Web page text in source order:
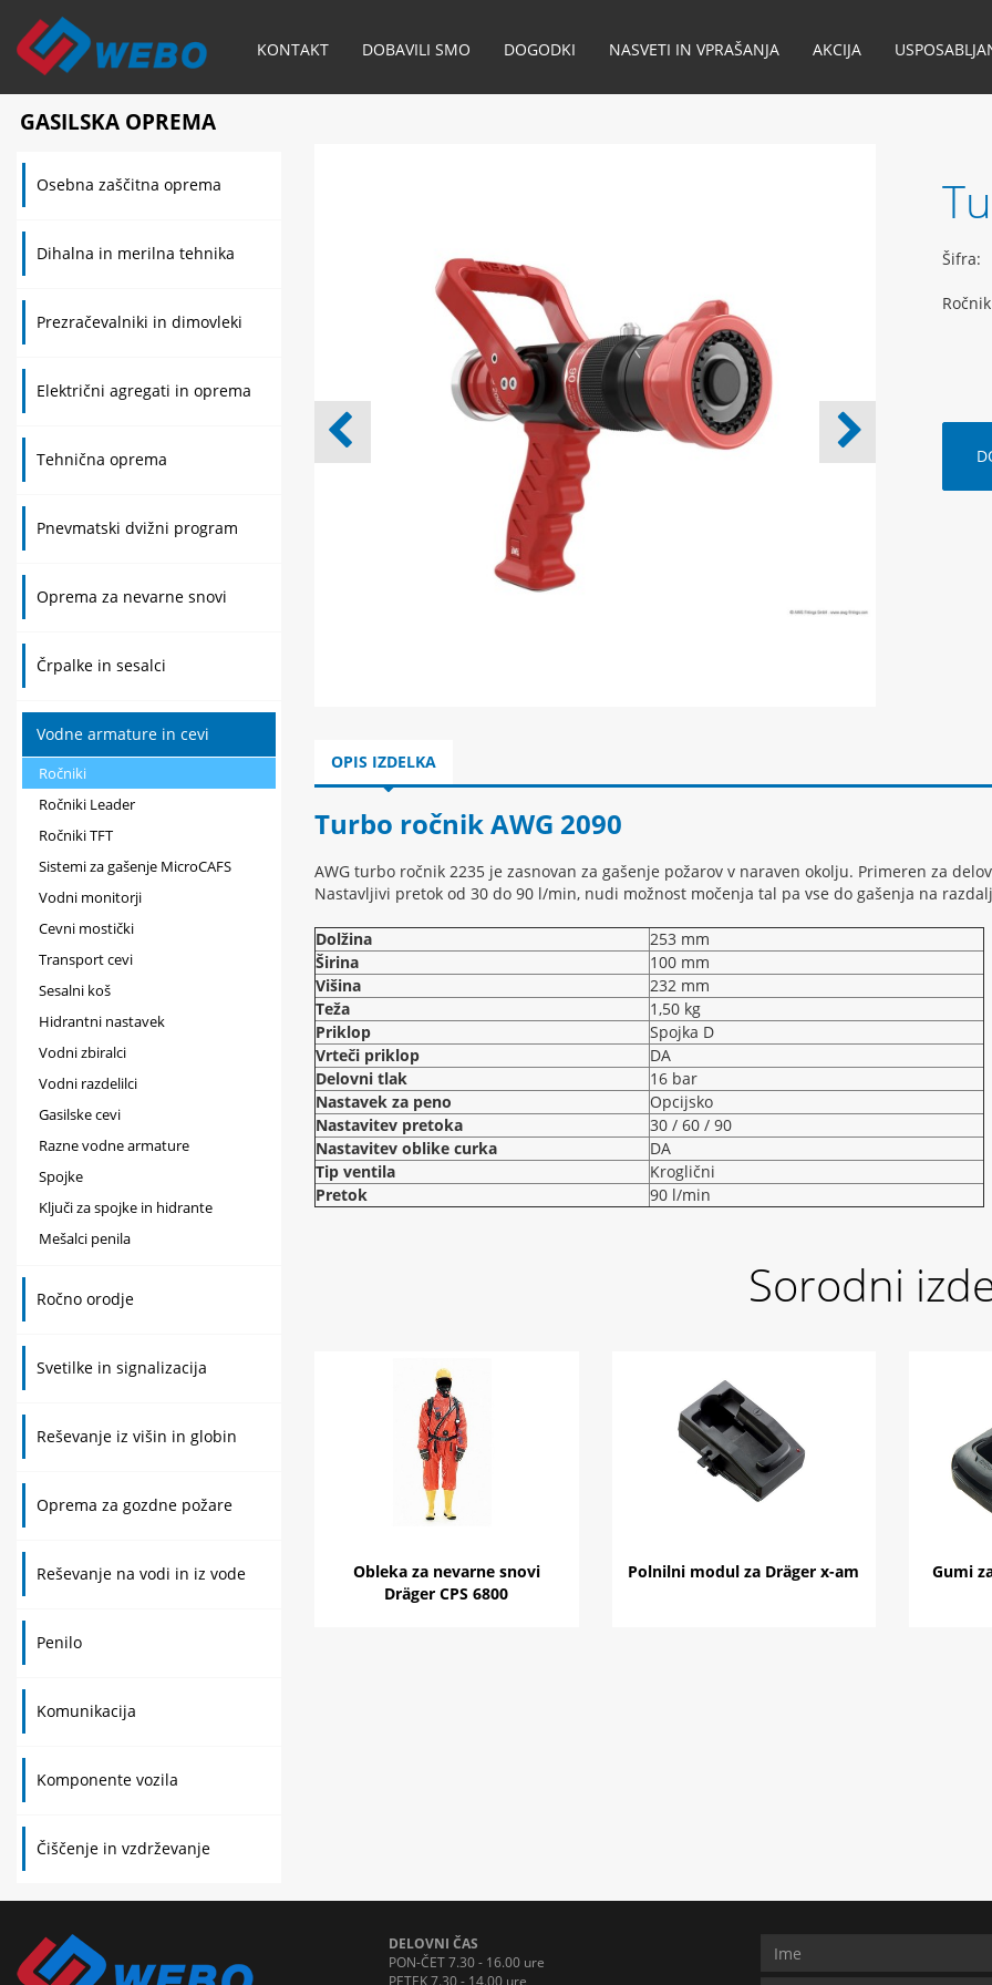
KONTAKT DOBAVILI SMO DOGODKI NASVETI IN VPRAŠANJA AKCIJA
GASILSKA OPREMA
Osebna zaščitna oprema
Dihalna in merilna tehnika
Prezračevalniki in dimovleki
Električni agregati in oprema
Tehnična oprema
Pnevmatski dvižni program
Oprema za nevarne snovi
Črpalke in sesalci
Vodne armature in cevi
Ročniki
Ročniki Leader
Ročniki TFT
Sistemi za gašenje MicroCAFS
Vodni monitorji
Cevni mostički
Transport cevi
Sesalni koš
Hidrantni nastavek
Vodni zbiralci
Vodni razdelilci
Gasilske cevi
Razne vodne armature
Spojke
Ključi za spojke in hidrante
Mešalci penila
Ročno orodje
Svetilke in signalizacija
Reševanje iz višin in globin
Oprema za gozdne požare
Reševanje na vodi in iz vode
Penilo
Komunikacija
Komponente vozila
Čiščenje in vzdrževanje
Šifra:
OPIS IZDELKA
Turbo ročnik AWG 2090
AWG turbo ročnik 2235 je zasnovan za gašenje požarov v naraven okolju. Primeren za
Nastavljivi pretok od 30 do 90 l/min, nudi možnost močenja tal pa vse do gašenja na
Dolžina
253 mm
Širina
100 mm
Višina
232 mm
Teža
1,50 kg
Priklop
Spojka D
Vrteči priklop
DA
Delovni tlak
16 bar
Nastavek za peno
Opcijsko
Nastavitev pretoka
30 / 60 / 90
Nastavitev oblike curka
DA
Tip ventila
Kroglični
Pretok
90 l/min
Sorodni
Obleka za nevarne snovi
Dräger CPS 6800
Polnilni modul za Dräger x-am Gumi
DELOVNI ČAS
PON-ČET 7.30 - 16.00 ure
PETEK 7.30 - 14.00 ure